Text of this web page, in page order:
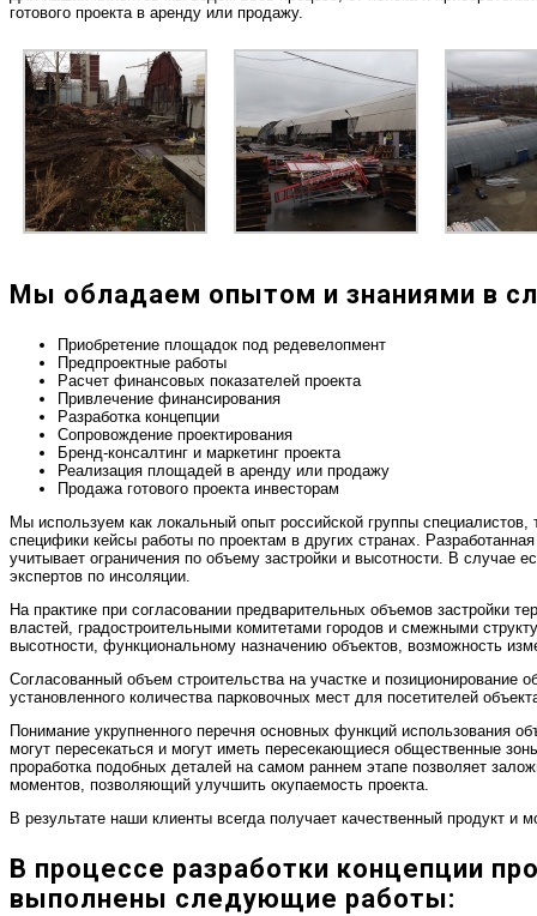
готового проекта в аренду или продажу.
Мы обладаем опытом и знаниями в
Приобретение площадок под редевелопмент
Предпроектные работы
Расчет финансовых показателей проекта
Привлечение финансирования
Разработка концепции
Сопровождение проектирования
Бренд-консалтинг и маркетинг проекта
Реализация площадей в аренду или продажу
Продажа готового проекта инвесторам
Мы используем как локальный опыт российской группы
специфики кейсы работы по проектам в других странах.
учитывает ограничения по объему застройки и высотности. В случае
экспертов по инсоляции.
На практике при согласовании предварительных объемов застройки
властей, градостроительными комитетами городов и смежными
высотности, функциональному назначению объектов, возможность
Согласованный объем строительства на участке и
установленного количества парковочных мест для посетителей
Понимание укрупненного перечня основных функций использования
могут пересекаться и могут иметь пересекающиеся общественные
проработка подобных деталей на самом раннем этапе позволяет
моментов, позволяющий улучшить окупаемость проекта.
В результате наши клиенты всегда получает качественный продукт
В процессе разработки концепции
выполнены следующие работы: